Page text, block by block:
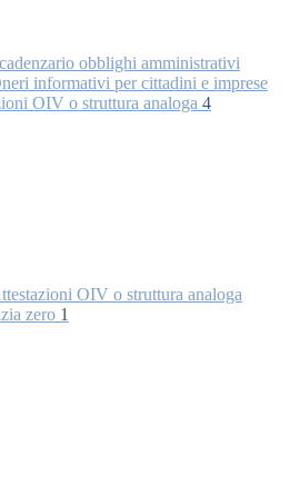
obblighi amministrativi
informativi per cittadini e imprese
OIV o struttura analoga 4
OIV o struttura analoga
zero 1